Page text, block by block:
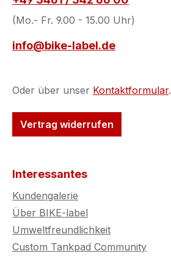
(Mo.- Fr. 9.00 - 15.00 Uhr)
info@bike-label.de
Oder über unser Kontaktformular.
Vertrag widerrufen
Interessantes
Kundengalerie
Über BIKE-label
Umweltfreundlichkeit
Custom Tankpad Community